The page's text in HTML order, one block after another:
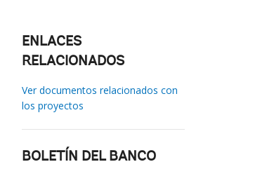
ENLACES
RELACIONADOS
Ver documentos relacionados con
los proyectos
BOLETÍN DEL BANCO